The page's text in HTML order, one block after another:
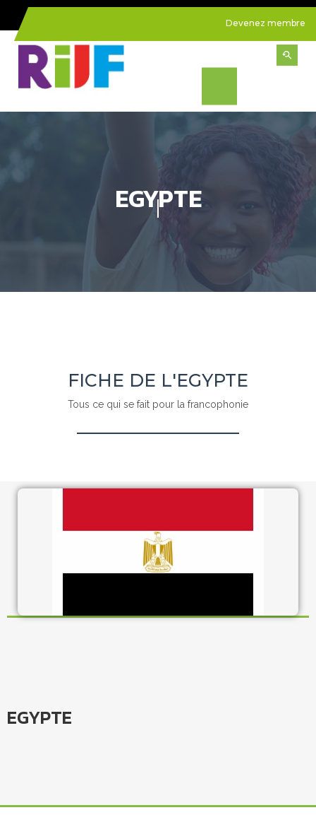
Devenez membre
EGYPTE
FICHE DE L'EGYPTE
Tous ce qui se fait pour la francophonie
EGYPTE